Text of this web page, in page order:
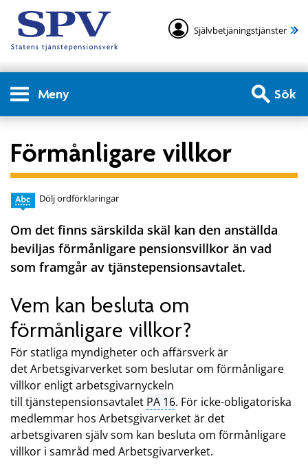
Självbetjäningstjänster
Meny Sök
Förmånligare villkor
Dölj ordförklaringar
Om det finns särskilda skäl kan den anställda
beviljas förmånligare pensionsvillkor än vad
som framgår av tjänstepensionsavtalet.
Vem kan besluta om
förmånligare villkor?
För statliga myndigheter och affärsverk är
det Arbetsgivarverket som beslutar om förmånligare
villkor enligt arbetsgivarnyckeln
till tjänstepensionsavtalet PA 16. För icke-obligatoriska
medlemmar hos Arbetsgivarverket är det
arbetsgivaren själv som kan besluta om förmånligare
villkor i samråd med Arbetsgivarverket.